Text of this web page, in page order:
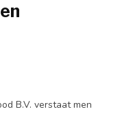
B.V. verstaat men